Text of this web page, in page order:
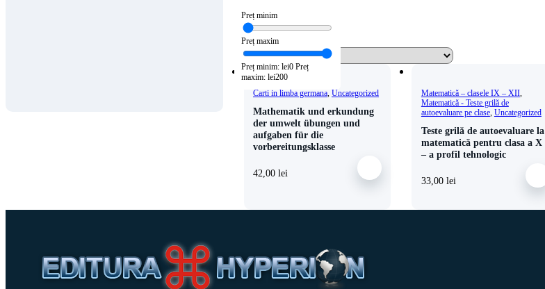
Carti in limba germana Uncategorized
Mathematik und erkundung
der umwelt übungen und
aufgaben für die
vorbereitungsklasse
42,00 lei
Matematică – clasele IX – XII,
Matematică - Teste grilă de
autoevaluare pe clase, Uncategorized
Teste grilă de autoevaluare la
matematică pentru clasa a X
– a profil tehnologic
33,00 lei
Preț minim
Preț maxim
Preț minim: lei0 Preț
maxim: lei200